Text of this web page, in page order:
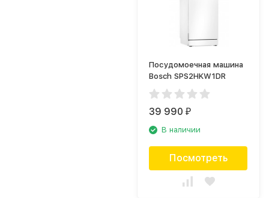
Посудомоечная машина
Bosch SPS2HKW1DR
39 990₽
В наличии
Посмотреть